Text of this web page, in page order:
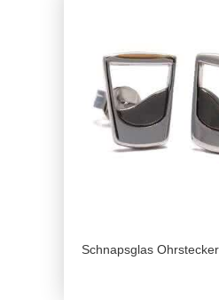
Schnapsglas Ohrstecker aus recyceltem